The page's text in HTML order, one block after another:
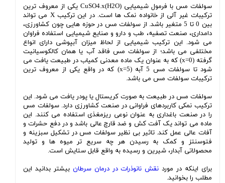
سولفات مس با فرمول شیمیایی CuSO4.x(H2O) یکی از معروف ترین
ترکیبات غیر آلی از خانواده نمک ها است. در این ترکیب X می تواند
بین 0 تا 5 متغیر باشد. از سولفات مس در حوزه هایی چون کشاورزی،
دامداری، صنعت تصفیه، طب و دارو و صنایع شیمیایی استفاده فراوان
می شود. این ترکیب شیمیایی از لحاظ میزان آبپوشی دارای انواع
مختلفی می باشد؛ از سولفات مس فاقد آب یا همان کالکوسیانیت
گرفته (x=0) که به عنوان یک ماده معدنی کمیاب در طبیعت یافت می
شود تا سولفات مس 5 آبه (x=5) که در واقع یکی از معروف ترین
ترکیبات سولفات مس می باشد.
سولفات مس در طبیعت به صورت کریستال یا پودر یافت می شود. این
ترکیب نمکی کاربردهای فراوانی در صنعت کشاورزی دارد. سولفات مس
را در صنعت باغداری به عنوان نوعی ریزمغذی استفاده می کنند. این
ماده می تواند یک آفت کش و ضد قارچ عالی باشد و در دفع حشرات و
آفات عالی عمل کند. تاثیر بی نظیر سولفات مس در تشکیل سبزینه و
فتوسنتز و کمک به رسیدن هر چه سریع تر میوه ها و تولید
محصولاتی آبدار، شیرین و رسیده به واقع قابل ستایش است.
برای اینکه در مورد نقش نانوذرات در درمان سرطان بیشتر بدانید این
مطلب را بخوانید.